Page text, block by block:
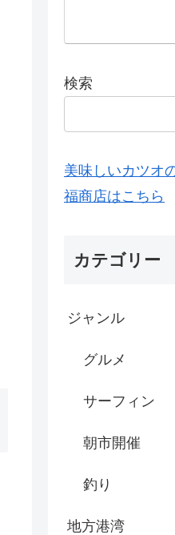
検索
美味しいカツオ
福商店はこちら
カテゴリー
ジャンル
グルメ
サーフィン
朝市開催
釣り
地方港湾